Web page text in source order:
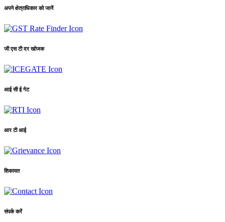
अपने क्षेत्राधिकार को जानें
जी एस टी दर खोजक
आई सी ई गेट
आर टी आई
शिकायत
संपर्क करें